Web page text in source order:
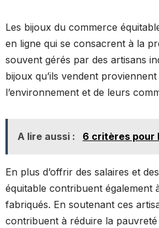
Les bijoux du commerce
en ligne qui se consacrent à la
souvent gérés par des artisans
bijoux qu’ils vendent
l’environnement et de leurs
A lire aussi : 6 critères pour
En plus d’offrir des salaires et
équitable contribuent également
fabriqués. En soutenant ces
contribuent à réduire la